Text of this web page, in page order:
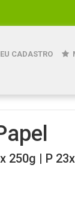
CADASTRO
250g | P